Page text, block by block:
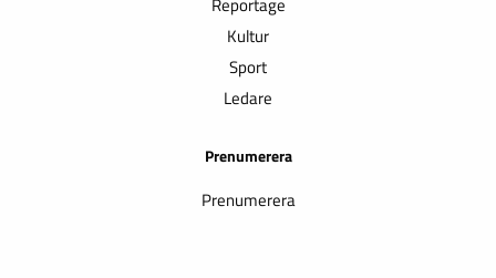
Reportage
Kultur
Sport
Ledare
Prenumerera
Prenumerera